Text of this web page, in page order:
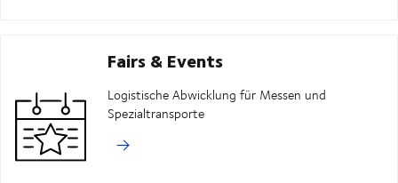
Fairs & Events
Logistische Abwicklung für Messen und
Spezialtransporte